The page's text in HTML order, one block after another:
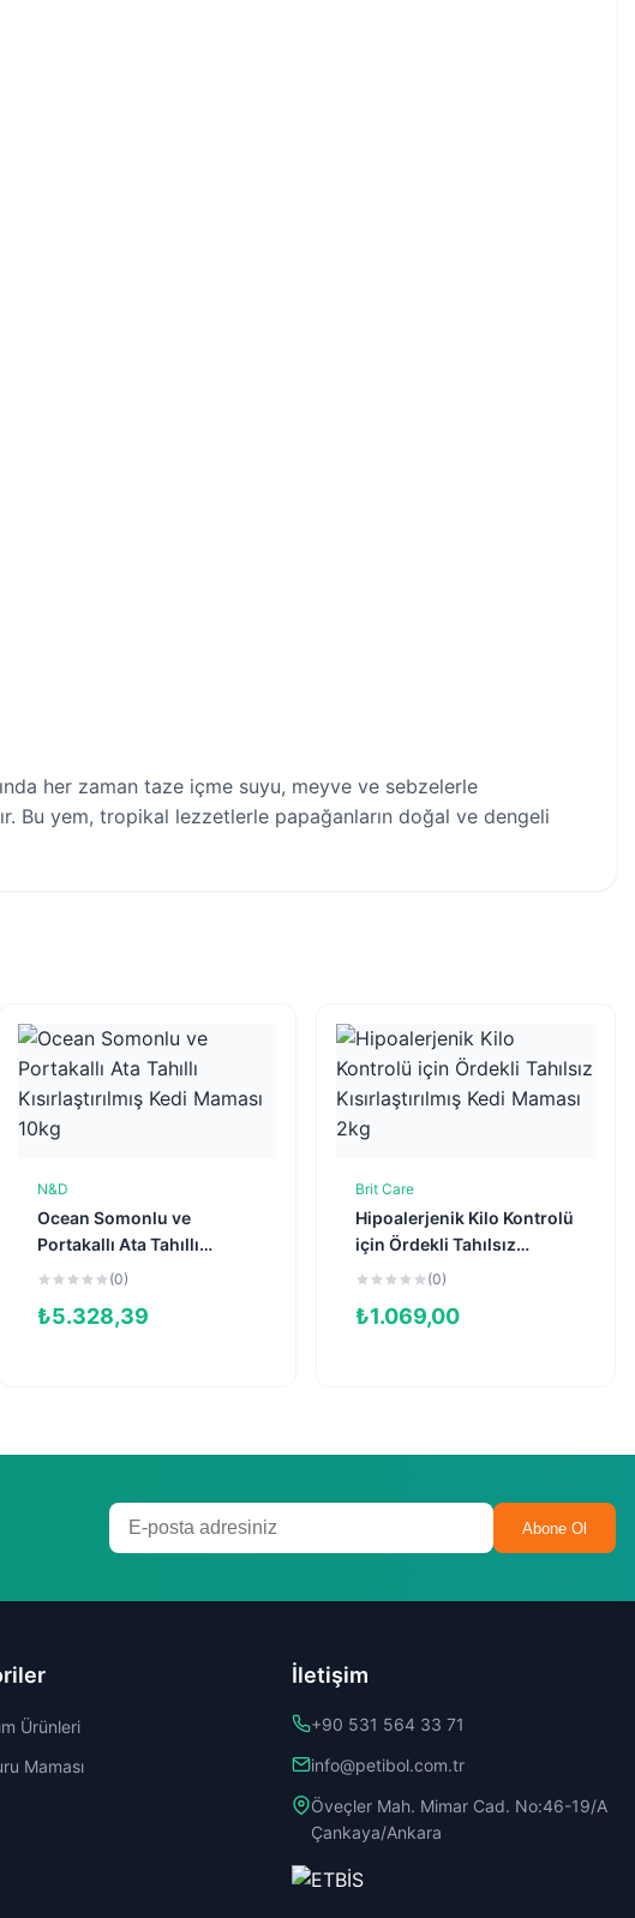
her zaman taze içme suyu, meyve ve sebzelerle
Bu yem, tropikal lezzetlerle papağanların doğal ve dengeli
N&D
Ocean Somonlu ve
Portakallı Ata Tahıllı
Kısırlaştırılmış Kedi
(0)
₺5.328,39
Brit Care
Hipoalerjenik Kilo Kontrolü
için Ördekli Tahılsız
Kısırlaştırılmış Kedi
(0)
₺1.069,00
Abone Ol
Ürünleri
Maması
İletişim
+90 531 564 33 71
info@petibol.com.tr
Öveçler Mah. Mimar Cad. No:46-19/A
Çankaya/Ankara